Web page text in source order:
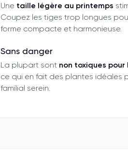
Une taille légère au printemps
Coupez les tiges trop longues
forme compacte et harmonieuse.
Sans danger
La plupart sont non toxiques
ce qui en fait des plantes idéales
familial serein.